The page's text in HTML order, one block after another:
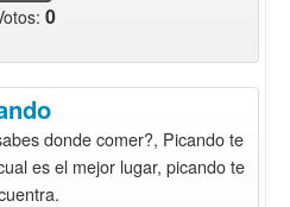
0
donde comer?, Picando te
es el mejor lugar, picando te